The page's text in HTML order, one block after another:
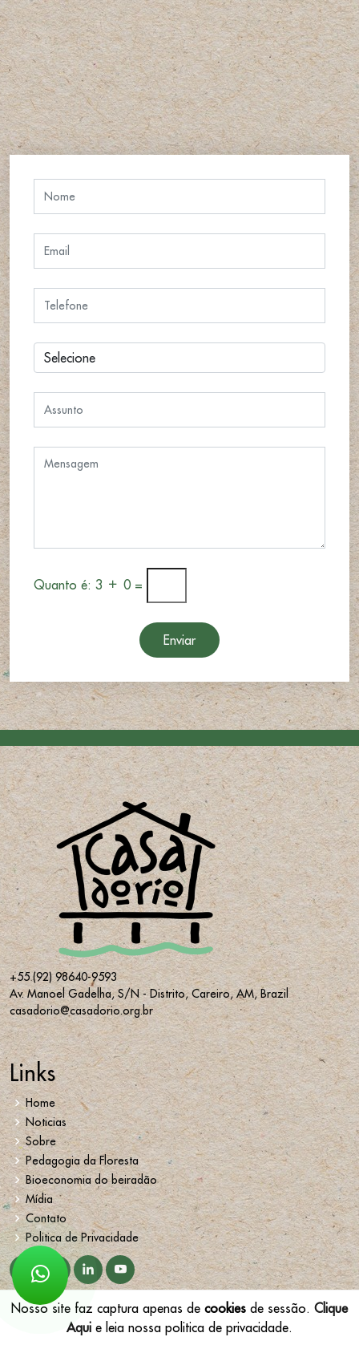
Quanto é: 3 0 =
Enviar
+55(92) 98640-9593
Av. Manoel Gadelha, S/N - Distrito, Careiro, AM, Brazil
casadorio@casadorio.org.br
Links
Home
Noticias
Sobre
Pedagogia da Floresta
Bioeconomia do beiradão
Mídia
Contato
Politica de Privacidade
Todos os direitos reservados © 2025 Casa Do Rio | Desenvolvido
porALLSSOCIADOS
Nosso site faz captura apenas de cookies de sessão. Clique
Aqui e leia nossa politica de privacidade.